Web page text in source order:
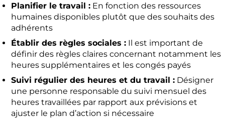
Planifier le travail : En fonction des ressources
humaines disponibles plutôt que des souhaits des
adhérents
Établir des règles sociales : Il est important de
définir des règles claires concernant notamment les
heures supplémentaires et les congés payés
Suivi régulier des heures et du travail : Désigner
une personne responsable du suivi mensuel des
heures travaillées par rapport aux prévisions et
ajuster le plan d’action si nécessaire